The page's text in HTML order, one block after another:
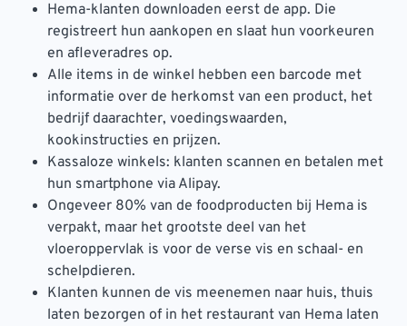
Hema-klanten downloaden eerst de app. Die
registreert hun aankopen en slaat hun voorkeuren
en afleveradres op.
Alle items in de winkel hebben een barcode met
informatie over de herkomst van een product, het
bedrijf daarachter, voedingswaarden,
kookinstructies en prijzen.
Kassaloze winkels: klanten scannen en betalen met
hun smartphone via Alipay.
Ongeveer 80% van de foodproducten bij Hema is
verpakt, maar het grootste deel van het
vloeroppervlak is voor de verse vis en schaal- en
schelpdieren.
Klanten kunnen de vis meenemen naar huis, thuis
laten bezorgen of in het restaurant van Hema laten